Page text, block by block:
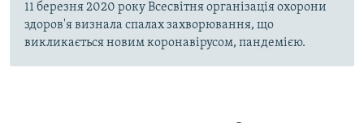
11 березня 2020 року Всесвітня організація охорони
здоров'я визнала спалах захворювання, що
викликається новим коронавірусом, пандемією.